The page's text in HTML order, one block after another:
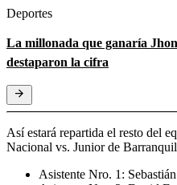
Deportes
La millonada que ganaría
destaparon la cifra
Así estará repartida el resto del
Nacional vs. Junior de
Asistente Nro. 1: